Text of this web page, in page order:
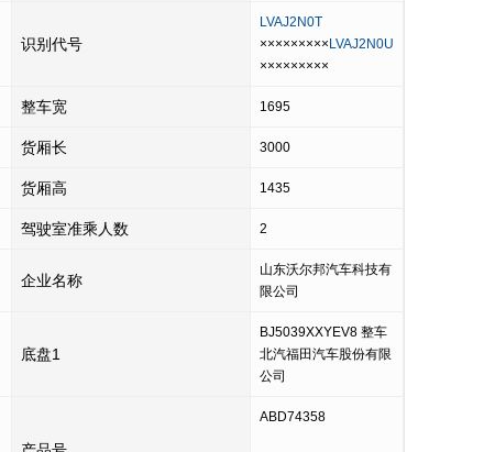
识别代号
LVAJ2N0T
××××××××× LVAJ2N0U
×××××××××
整车宽 1695
货厢长 3000
货厢高 1435
驾驶室准乘人数 2
企业名称
山东沃尔邦汽车科技有
限公司
底盘1
BJ5039XXYEV8 整车
北汽福田汽车股份有限
公司
ABD74358